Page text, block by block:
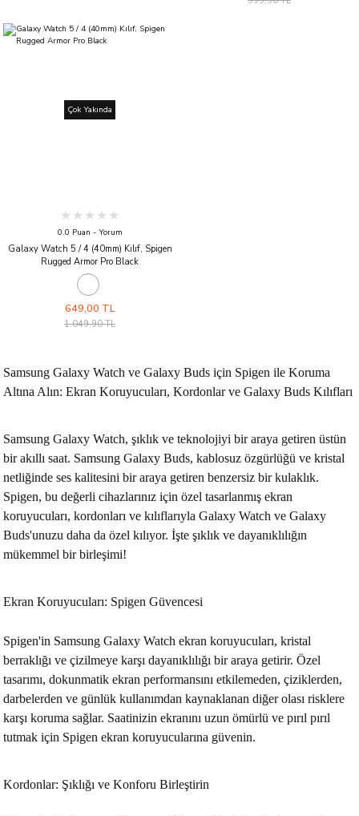
Çok Yakında
0.0 Puan - Yorum
Galaxy Watch 5 / 4 (40mm) Kılıf, Spigen
Rugged Armor Pro Black
649,00 TL
1.049,90 TL
Samsung Galaxy Watch ve Galaxy Buds için Spigen ile Koruma
Altına Alın: Ekran Koruyucuları, Kordonlar ve Galaxy Buds Kılıfları
Samsung Galaxy Watch, şıklık ve teknolojiyi bir araya getiren üstün
bir akıllı saat. Samsung Galaxy Buds, kablosuz özgürlüğü ve kristal
netliğinde ses kalitesini bir araya getiren benzersiz bir kulaklık.
Spigen, bu değerli cihazlarınız için özel tasarlanmış ekran
koruyucuları, kordonları ve kılıflarıyla Galaxy Watch ve Galaxy
Buds'unuzu daha da özel kılıyor. İşte şıklık ve dayanıklılığın
mükemmel bir birleşimi!
Ekran Koruyucuları: Spigen Güvencesi
Spigen'in Samsung Galaxy Watch ekran koruyucuları, kristal
berraklığı ve çizilmeye karşı dayanıklılığı bir araya getirir. Özel
tasarımı, dokunmatik ekran performansını etkilemeden, çiziklerden,
darbelerden ve günlük kullanımdan kaynaklanan diğer olası risklere
karşı koruma sağlar. Saatinizin ekranını uzun ömürlü ve pırıl pırıl
tutmak için Spigen ekran koruyucularına güvenin.
Kordonlar: Şıklığı ve Konforu Birleştirin